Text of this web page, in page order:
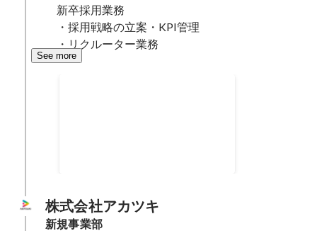
新卒採用業務
・採用戦略の立案・KPI管理
・リクルーター業務
See more
株式会社アカツキ
新規事業部